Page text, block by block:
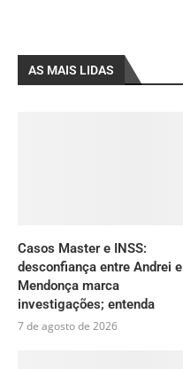
AS MAIS LIDAS
Casos Master e INSS:
desconfiança entre Andrei e
Mendonça marca
investigações; entenda
7 de agosto de 2026